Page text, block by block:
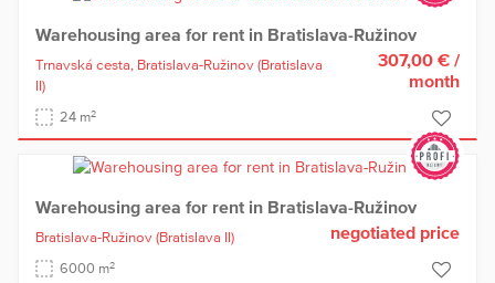
Warehousing area for rent in Bratislava-Ružinov
Trnavská cesta, Bratislava-Ružinov (Bratislava
II)
24 m2
307,00 € /
month
Warehousing area for rent in Bratislava-Ružinov
Bratislava-Ružinov (Bratislava II)
6000 m2
negotiated price